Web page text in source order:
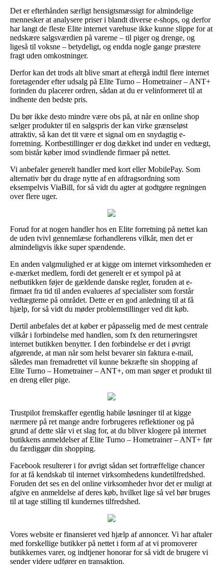
Det er efterhånden særligt hensigtsmæssigt for almindelige
mennesker at analysere priser i blandt diverse e-shops, og derfor
har langt de fleste Elite internet varehuse ikke kunne slippe for at
nedskære salgsværdien på varerne – til piger og drenge, og
ligeså til voksne – betydeligt, og endda nogle gange præstere
fragt uden omkostninger.
Derfor kan det trods alt blive smart at eftergå indtil flere internet
foretagender efter udsalg på Elite Turno – Hometrainer – ANT+
forinden du placerer ordren, sådan at du er velinformeret til at
indhente den bedste pris.
Du bør ikke desto mindre være obs på, at når en online shop
sælger produkter til en salgspris der kan virke grænseløst
attraktiv, så kan det tit være et signal om en snydagtig e-
forretning. Kortbestillinger er dog dækket ind under en vedtægt,
som bistår køber imod svindlende firmaer på nettet.
Vi anbefaler generelt handler med kort eller MobilePay. Som
alternativ bør du drage nytte af en afdragsordning som
eksempelvis ViaBill, for så vidt du agter at godtgøre regningen
over flere uger.
Forud for at nogen handler hos en Elite forretning på nettet kan
de uden tvivl gennemlæse forhandlerens vilkår, men det er
almindeligvis ikke super spændende.
En anden valgmulighed er at kigge om internet virksomheden er
e-mærket medlem, fordi det generelt er et sympol på at
netbutikken føjer de gældende danske regler, foruden at e-
firmaet fra tid til anden evalueres af specialister som forstår
vedtægterne på området. Dette er en god anledning til at få
hjælp, for så vidt du møder problemstillinger ved dit køb.
Dertil anbefales det at køber er påpasselig med de mest centrale
vilkår i forbindelse med handlen, som fx den returneringsret
internet butikken benytter. I den forbindelse er det i øvrigt
afgørende, at man når som helst bevarer sin faktura e-mail,
således man fremadrettet vil kunne bekræfte sin shopping af
Elite Turno – Hometrainer – ANT+, om man søger et produkt til
en dreng eller pige.
Trustpilot fremskaffer egentlig habile løsninger til at kigge
nærmere på ret mange andre forbrugeres reflektioner og på
grund af dette slår vi et slag for, at du bliver klogere på internet
butikkens anmeldelser af Elite Turno – Hometrainer – ANT+ før
du færdiggør din shopping.
Facebook resulterer i for øvrigt sådan set fortræffelige chancer
for at få kendskab til internet virksomhedens kundetilfredshed.
Foruden det ses en del online virksomheder hvor det er muligt at
afgive en anmeldelse af deres køb, hvilket lige så vel bør bruges
til at tage stilling til kundernes tilfredshed.
Vores website er finansieret ved hjælp af annoncer. Vi har aftaler
med forskellige butikker på nettet i form af at vi promoverer
butikkernes varer, og indtjener honorar for så vidt de brugere vi
sender videre udfører en transaktion.